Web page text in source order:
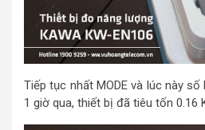
Tiếp tục nhất MODE và lúc này
1 giờ qua, thiết bị đã tiêu tốn 0.16